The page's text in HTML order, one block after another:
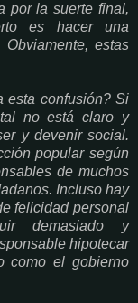
por la suerte final,
es hacer una
estas
esta confusión? Si
no está claro y
y devenir social.
popular según
de muchos
Incluso hay
felicidad personal
demasiado y
hipotecar
como el gobierno